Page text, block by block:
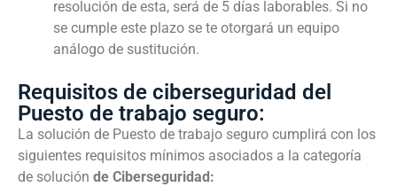
resolución de esta, será de 5 días laborables. Si no
se cumple este plazo se te otorgará un equipo
análogo de sustitución.
Requisitos de ciberseguridad del
Puesto de trabajo seguro:
La solución de Puesto de trabajo seguro cumplirá con los
siguientes requisitos mínimos asociados a la categoría
de solución de Ciberseguridad: